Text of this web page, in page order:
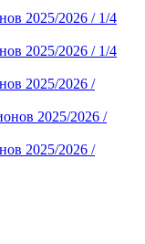
2025/2026 / 1/4
2025/2026 / 1/4
2025/2026 /
2025/2026 /
2025/2026 /